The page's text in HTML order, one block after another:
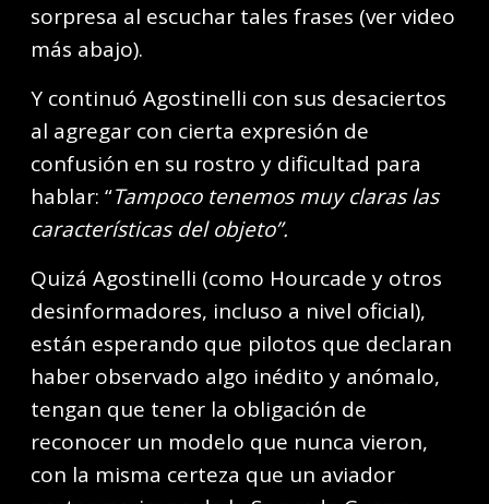
sorpresa al escuchar tales frases (ver video
más abajo).
Y continuó Agostinelli con sus desaciertos
al agregar con cierta expresión de
confusión en su rostro y dificultad para
hablar: “Tampoco tenemos muy claras las
características del objeto”.
Quizá Agostinelli (como Hourcade y otros
desinformadores, incluso a nivel oficial),
están esperando que pilotos que declaran
haber observado algo inédito y anómalo,
tengan que tener la obligación de
reconocer un modelo que nunca vieron,
con la misma certeza que un aviador